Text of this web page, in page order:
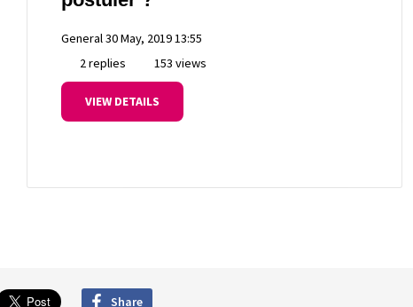
General30 May, 2019 13:55
2 replies
153 views
VIEW DETAILS
Share